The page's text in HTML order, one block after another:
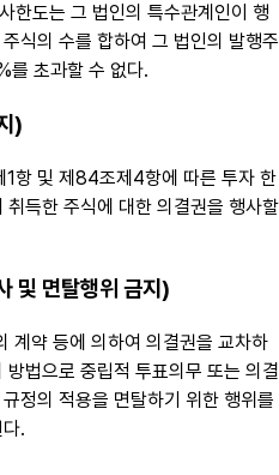
한도는 그 법인의 특수관계인이 행
식의 수를 합하여 그 법인의 발행주
를 초과할 수 없다.
)
1항 및 제84조제4항에 따른 투자 한
취득한 주식에 대한 의결권을 행사할
및 면탈행위 금지)
계약 등에 의하여 의결권을 교차하
방법으로 중립적 투표의무 또는 의결
정의 적용을 면탈하기 위한 행위를
.